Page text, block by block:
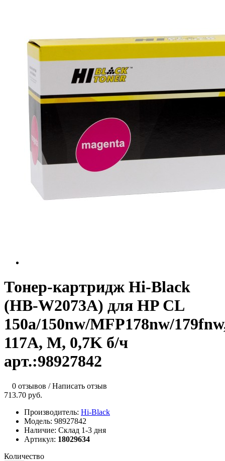
Тонер-картридж Hi-Black
(HB-W2073A) для HP CL
150a/150nw/MFP178nw/
117A, M, 0,7K б/ч
арт.:98927842
0 отзывов /Написать отзыв
713.70 руб.
Производитель: Hi-Black
Модель: 98927842
Наличие: Склад 1-3 дня
Артикул: 18029634
Количество